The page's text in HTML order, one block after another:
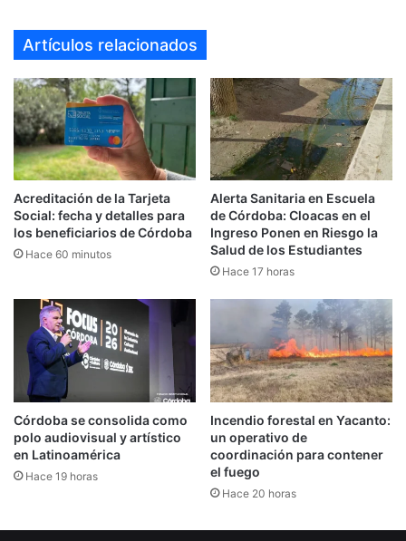
Artículos relacionados
Acreditación de la Tarjeta
Social: fecha y detalles para
los beneficiarios de Córdoba
Hace 60 minutos
Alerta Sanitaria en Escuela
de Córdoba: Cloacas en el
Ingreso Ponen en Riesgo la
Salud de los Estudiantes
Hace 17 horas
Córdoba se consolida como
polo audiovisual y artístico
en Latinoamérica
Hace 19 horas
Incendio forestal en Yacanto:
un operativo de
coordinación para contener
el fuego
Hace 20 horas